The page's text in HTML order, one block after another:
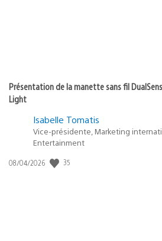
Présentation de la manette sans fil
Light
Isabelle Tomatis
Vice-présidente, Marketing
Entertainment
Date
08/04/2026 35